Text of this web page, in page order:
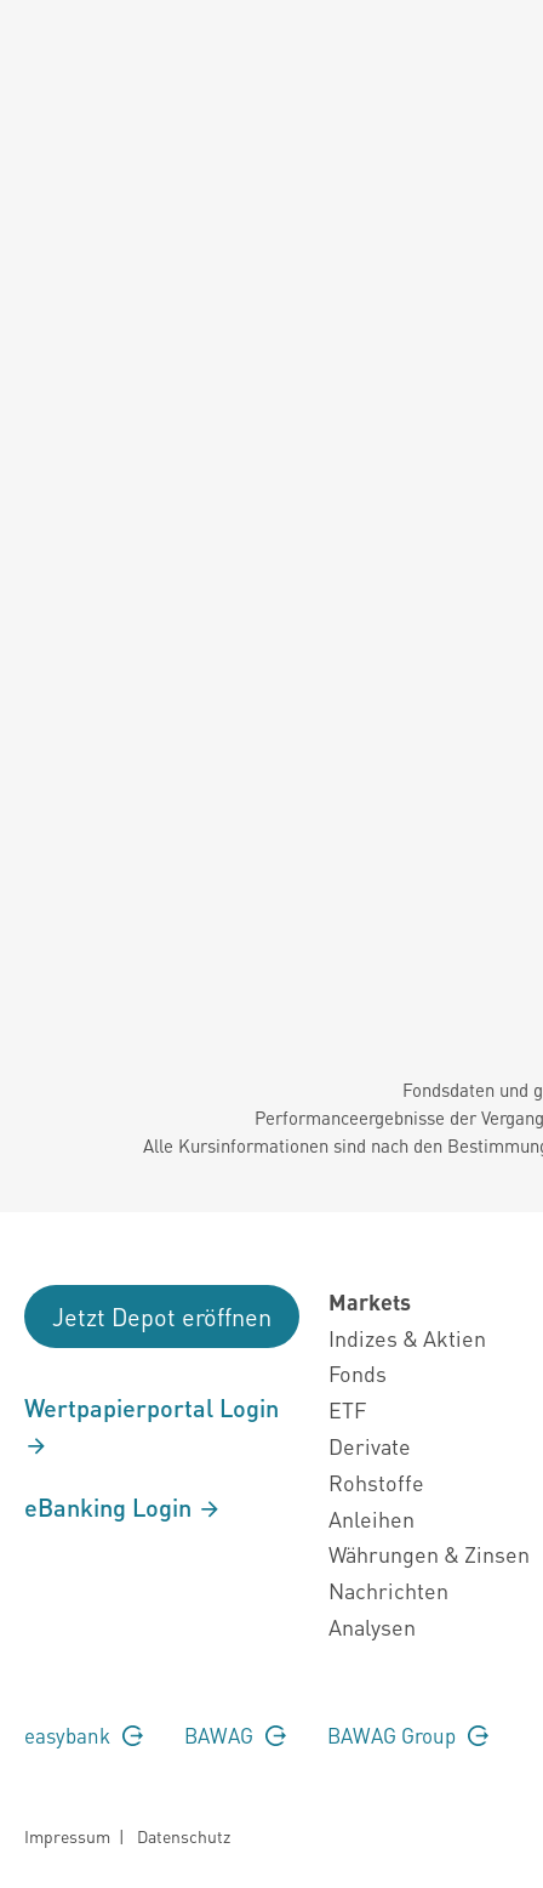
Fondsdaten und
Performanceergebnisse der
Alle Kursinformationen sind nach den
Jetzt Depot eröffnen
Wertpapierportal Login
eBanking Login
Markets
Indizes & Aktien
Fonds
ETF
Derivate
Rohstoffe
Anleihen
Währungen & Zinsen
Nachrichten
Analysen
easybank BAWAG BAWAG Group
Impressum | Datenschutz